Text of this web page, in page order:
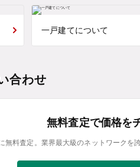
一戸建てについて
合わせ
無料査定で価格を
無料査定。業界最大級のネットワークを